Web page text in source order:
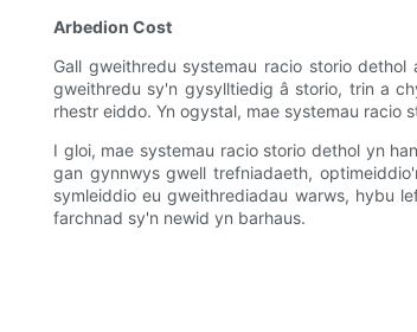
Arbedion Cost
Gall gweithredu systemau racio storio
gweithredu sy'n gysylltiedig â storio, trin a
rhestr eiddo. Yn ogystal, mae systemau racio
I gloi, mae systemau racio storio dethol yn
gan gynnwys gwell trefniadaeth,
symleiddio eu gweithrediadau warws, hybu
farchnad sy'n newid yn barhaus.